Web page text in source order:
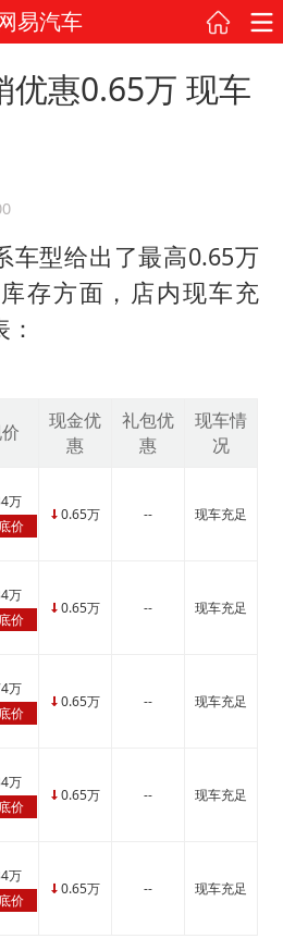
易汽车
优惠0.65万 现车
车型给出了最高0.65万
存方面，店内现车充
现金优
惠
礼包优
惠
现车情
况
万
价
0.65万 -- 现车充足
万
价
0.65万 -- 现车充足
万
价
0.65万 -- 现车充足
万
价
0.65万 -- 现车充足
万
价
0.65万 -- 现车充足